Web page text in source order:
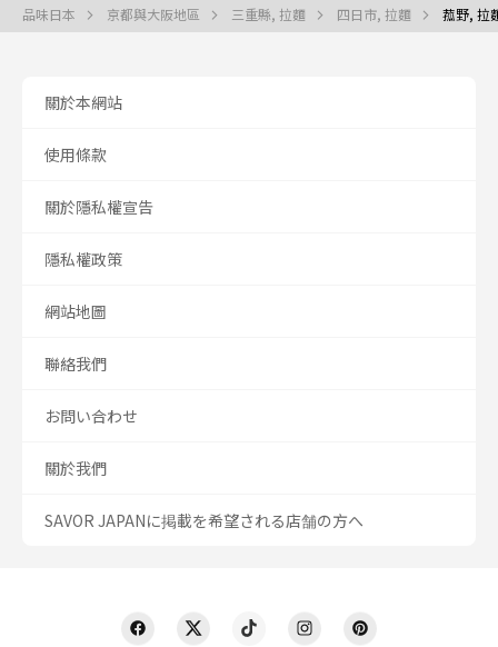
品味日本 京都與大阪地區 三重縣, 拉麵 四日市, 拉麵 菰野, 拉
關於本網站
使用條款
關於隱私權宣告
隱私權政策
網站地圖
聯絡我們
お問い合わせ
關於我們
SAVOR JAPANに掲載を希望される店舗の方へ